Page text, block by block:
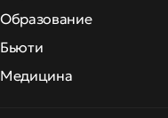
Образование
Бьюти
Медицина